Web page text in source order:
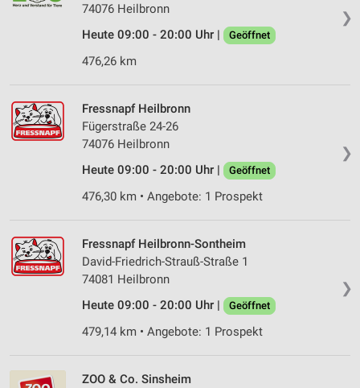
❯
74076 Heilbronn
Heute 09:00 - 20:00 Uhr |
Geöffnet
476,26 km
❯
Fressnapf Heilbronn
Fügerstraße 24-26
74076 Heilbronn
Heute 09:00 - 20:00 Uhr |
Geöffnet
476,30 km • Angebote: 1 Prospekt
❯
Fressnapf Heilbronn-Sontheim
David-Friedrich-Strauß-Straße 1
74081 Heilbronn
Heute 09:00 - 20:00 Uhr |
Geöffnet
479,14 km • Angebote: 1 Prospekt
ZOO & Co. Sinsheim